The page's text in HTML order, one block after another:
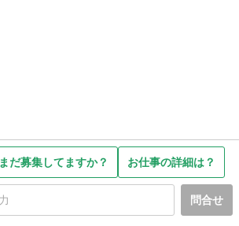
まだ募集してますか？ お仕事の詳細は？
問合せ